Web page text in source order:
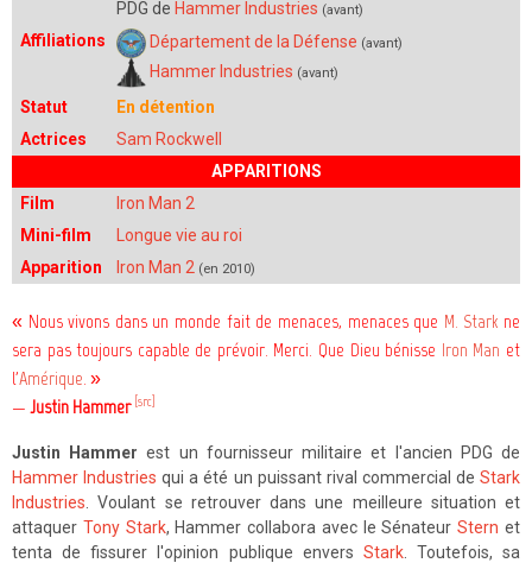
PDG de Hammer Industries (avant)
Affiliations Département de la Défense (avant)
Hammer Industries (avant)
Statut
En détention
Actrices
Sam Rockwell
APPARITIONS
Film
Iron Man 2
Mini-film
Longue vie au roi
Apparition
Iron Man 2 (en 2010)
« Nous vivons dans un monde fait de menaces, menaces que M. Stark ne
sera pas toujours capable de prévoir. Merci. Que Dieu bénisse Iron Man et
l'Amérique. »
— Justin Hammer [src]
Justin Hammer est un fournisseur militaire et l'ancien PDG de
Hammer Industries qui a été un puissant rival commercial deStark
Industries . Voulant se retrouver dans une meilleure situation et
attaquer Tony Stark, Hammer collabora avec le SénateurStern et
tenta de fissurer l'opinion publique envers Stark. Toutefois, sa